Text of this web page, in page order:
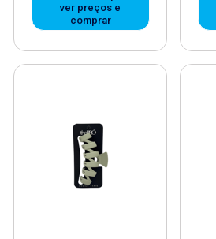
ver preços e
comprar